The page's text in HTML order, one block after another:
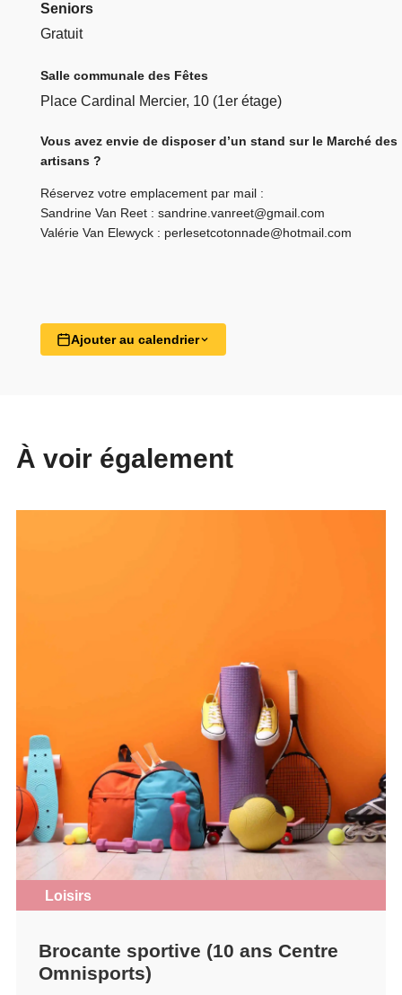
Seniors
Gratuit
Salle communale des Fêtes
Place Cardinal Mercier, 10 (1er étage)
Vous avez envie de disposer d’un stand sur le Marché des
artisans ?
Réservez votre emplacement par mail :
Sandrine Van Reet : sandrine.vanreet@gmail.com
Valérie Van Elewyck : perlesetcotonnade@hotmail.com
Ajouter au calendrier
À voir également
Loisirs
Brocante sportive (10 ans Centre
Omnisports)